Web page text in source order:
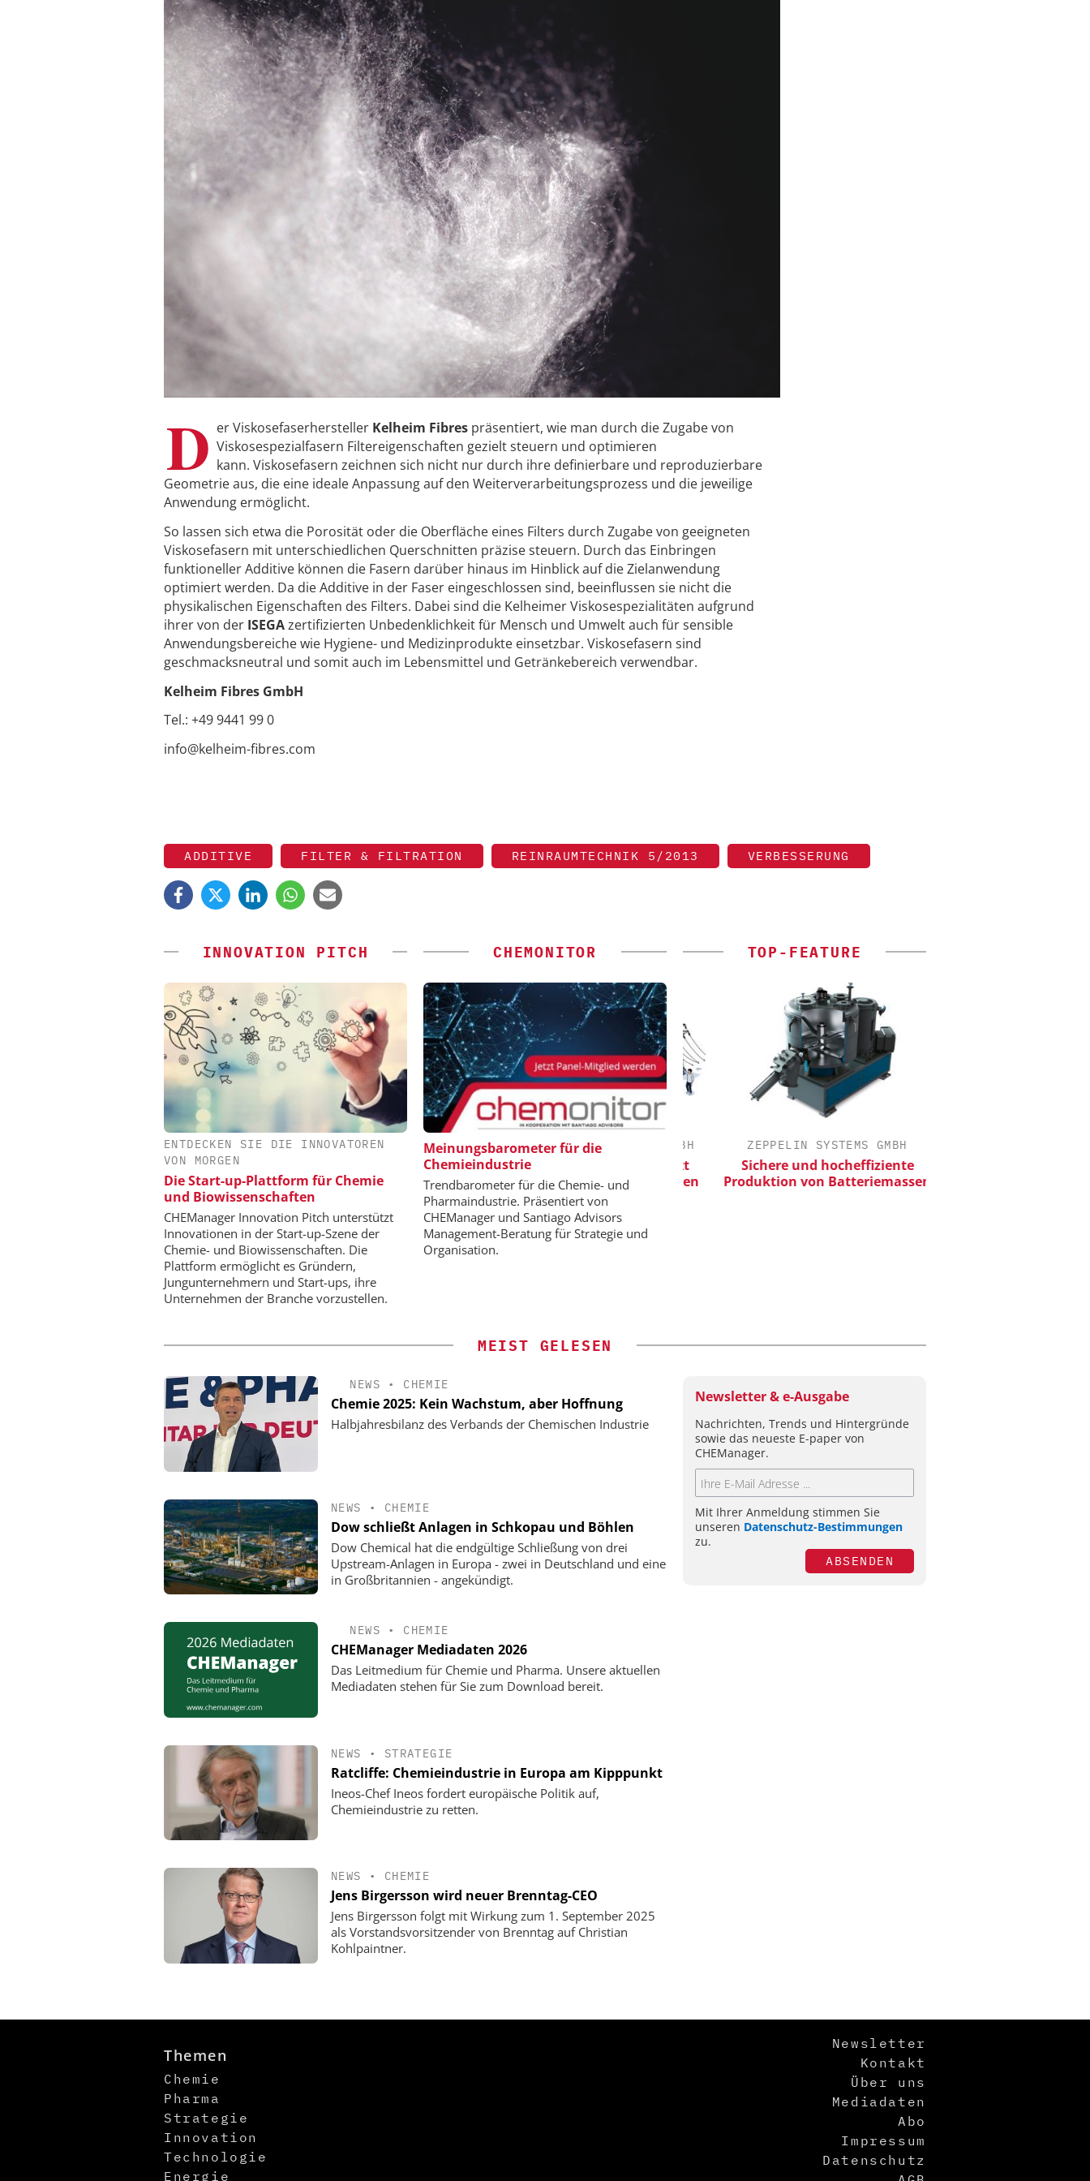
D er Viskosefaserhersteller Kelheim Fibres präsentiert, wie man durch die Zugabe von
Viskosespezialfasern Filtereigenschaften gezielt steuern und optimieren
kann. Viskosefasern zeichnen sich nicht nur durch ihre definierbare und reproduzierbare
Geometrie aus, die eine ideale Anpassung auf den Weiterverarbeitungsprozess und die jeweilige
Anwendung ermöglicht.
So lassen sich etwa die Porosität oder die Oberfläche eines Filters durch Zugabe von geeigneten
Viskosefasern mit unterschiedlichen Querschnitten präzise steuern. Durch das Einbringen
funktioneller Additive können die Fasern darüber hinaus im Hinblick auf die Zielanwendung
optimiert werden. Da die Additive in der Faser eingeschlossen sind, beeinflussen sie nicht die
physikalischen Eigenschaften des Filters. Dabei sind die Kelheimer Viskosespezialitäten aufgrund
ihrer von der ISEGAzertifizierten Unbedenklichkeit für Mensch und Umwelt auch für sensible
Anwendungsbereiche wie Hygiene- und Medizinprodukte einsetzbar. Viskosefasern sind
geschmacksneutral und somit auch im Lebensmittel und Getränkebereich verwendbar.
Kelheim Fibres GmbH
Tel.: +49 9441 99 0
info@kelheim-fibres.com
ADDITIVE FILTER & FILTRATION REINRAUMTECHNIK 5/2013 VERBESSERUNG
INNOVATION PITCH
ENTDECKEN SIE DIE INNOVATOREN
VON MORGEN
Die Start-up-Plattform für Chemie
und Biowissenschaften
CHEManager Innovation Pitch unterstützt
Innovationen in der Start-up-Szene der
Chemie- und Biowissenschaften. Die
Plattform ermöglicht es Gründern,
Jungunternehmern und Start-ups, ihre
Unternehmen der Branche vorzustellen.
CHEMONITOR
Meinungsbarometer für die
Chemieindustrie
Trendbarometer für die Chemie- und
Pharmaindustrie. Präsentiert von
CHEManager und Santiago Advisors
Management-Beratung für Strategie und
Organisation.
TOP-FEATURE
SAS INSTITUTE GMBH / JMP
Visualisierung von Daten für
wissenschaftliche Erkenntnisse
CHEMANAGER C/O WILEY-VCH GMBH
Veranstaltungssponsoring: Next
Generation Batteries and Hydrogen
ZEPPELIN SYSTEMS GMBH
Sichere und hocheffiziente
Produktion von Batteriemassen
MEIST GELESEN
NEWS • CHEMIE
Chemie 2025: Kein Wachstum, aber Hoffnung
Halbjahresbilanz des Verbands der Chemischen Industrie
NEWS • CHEMIE
Dow schließt Anlagen in Schkopau und Böhlen
Dow Chemical hat die endgültige Schließung von drei
Upstream-Anlagen in Europa - zwei in Deutschland und eine
in Großbritannien - angekündigt.
NEWS • CHEMIE
CHEManager Mediadaten 2026
Das Leitmedium für Chemie und Pharma. Unsere aktuellen
Mediadaten stehen für Sie zum Download bereit.
NEWS • STRATEGIE
Ratcliffe: Chemieindustrie in Europa am Kipppunkt
Ineos-Chef Ineos fordert europäische Politik auf,
Chemieindustrie zu retten.
NEWS • CHEMIE
Jens Birgersson wird neuer Brenntag-CEO
Jens Birgersson folgt mit Wirkung zum 1. September 2025
als Vorstandsvorsitzender von Brenntag auf Christian
Kohlpaintner.
Newsletter & e-Ausgabe
Nachrichten, Trends und Hintergründe
sowie das neueste E-paper von
CHEManager.
Mit Ihrer Anmeldung stimmen Sie
unseren Datenschutz-Bestimmungen
zu.
ABSENDEN
Themen
Chemie
Pharma
Strategie
Innovation
Technologie
Energie
Newsletter
Kontakt
Über uns
Mediadaten
Abo
Impressum
Datenschutz